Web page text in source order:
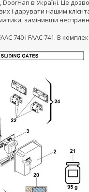
в Україні. Це
і дарувати нашим
замінивши
740 і FAAC 741. В